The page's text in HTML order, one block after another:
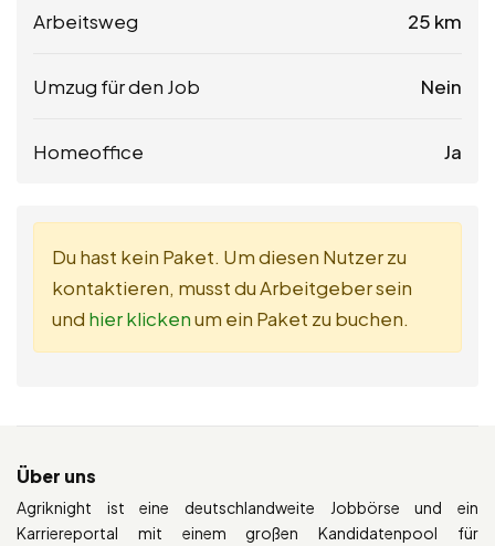
Arbeitsweg 25 km
Umzug für den Job Nein
Homeoffice Ja
Du hast kein Paket. Um diesen Nutzer zu
kontaktieren, musst du Arbeitgeber sein
und hier klickenum ein Paket zu buchen.
Über uns
Agriknight ist eine deutschlandweite Jobbörse und ein
Karriereportal mit einem großen Kandidatenpool für